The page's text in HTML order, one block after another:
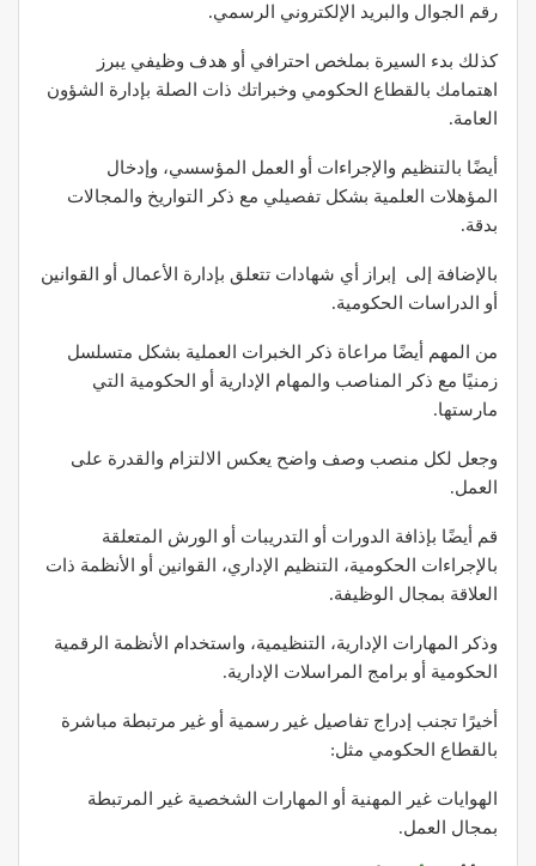
رقم الجوال والبريد الإلكتروني الرسمي.
كذلك بدء السيرة بملخص احترافي أو هدف وظيفي يبرز
اهتمامك بالقطاع الحكومي وخبراتك ذات الصلة بإدارة الشؤون
العامة.
أيضًا بالتنظيم والإجراءات أو العمل المؤسسي، وإدخال
المؤهلات العلمية بشكل تفصيلي مع ذكر التواريخ والمجالات
بدقة.
بالإضافة إلى إبراز أي شهادات تتعلق بإدارة الأعمال أو القوانين
أو الدراسات الحكومية.​
من المهم أيضًا مراعاة ذكر الخبرات العملية بشكل متسلسل
زمنيًا مع ذكر المناصب والمهام الإدارية أو الحكومية التي
مارستها.
وجعل لكل منصب وصف واضح يعكس الالتزام والقدرة على
العمل.
قم أيضًا بإذافة الدورات أو التدريبات أو الورش المتعلقة
بالإجراءات الحكومية، التنظيم الإداري، القوانين أو الأنظمة ذات
العلاقة بمجال الوظيفة.
وذكر المهارات الإدارية، التنظيمية، واستخدام الأنظمة الرقمية
الحكومية أو برامج المراسلات الإدارية.
أخيرًا تجنب إدراج تفاصيل غير رسمية أو غير مرتبطة مباشرة
بالقطاع الحكومي مثل:
الهوايات غير المهنية أو المهارات الشخصية غير المرتبطة
بمجال العمل.